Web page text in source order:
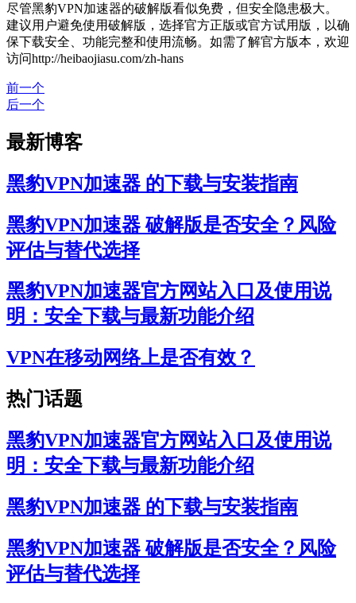
尽管黑豹VPN加速器的破解版看似免费，但安全隐患极大。
建议用户避免使用破解版，选择官方正版或官方试用版，以确
保下载安全、功能完整和使用流畅。如需了解官方版本，欢迎
访问http://heibaojiasu.com/zh-hans
前一个
后一个
最新博客
黑豹VPN加速器 的下载与安装指南
黑豹VPN加速器 破解版是否安全？风险
评估与替代选择
黑豹VPN加速器官方网站入口及使用说
明：安全下载与最新功能介绍
VPN在移动网络上是否有效？
热门话题
黑豹VPN加速器官方网站入口及使用说
明：安全下载与最新功能介绍
黑豹VPN加速器 的下载与安装指南
黑豹VPN加速器 破解版是否安全？风险
评估与替代选择